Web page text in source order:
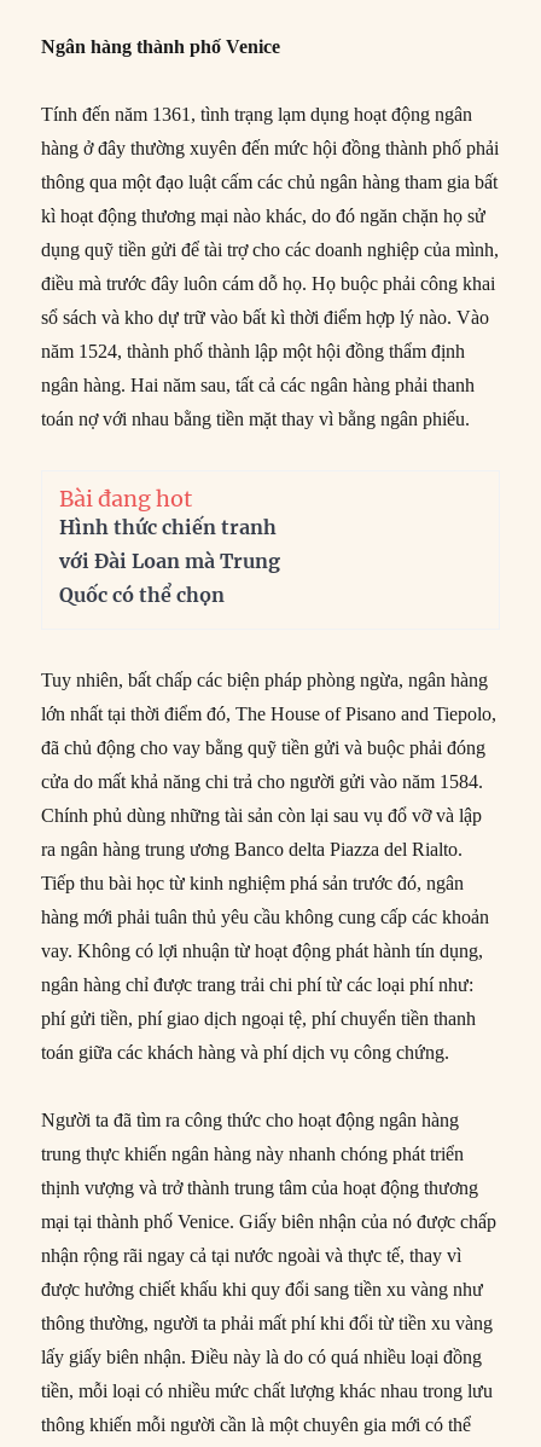
Ngân hàng thành phố Venice
Tính đến năm 1361, tình trạng lạm dụng hoạt động ngân
hàng ở đây thường xuyên đến mức hội đồng thành phố phải
thông qua một đạo luật cấm các chủ ngân hàng tham gia bất
kì hoạt động thương mại nào khác, do đó ngăn chặn họ sử
dụng quỹ tiền gửi để tài trợ cho các doanh nghiệp của mình,
điều mà trước đây luôn cám dỗ họ. Họ buộc phải công khai
sổ sách và kho dự trữ vào bất kì thời điểm hợp lý nào. Vào
năm 1524, thành phố thành lập một hội đồng thẩm định
ngân hàng. Hai năm sau, tất cả các ngân hàng phải thanh
toán nợ với nhau bằng tiền mặt thay vì bằng ngân phiếu.
Bài đang hot
Hình thức chiến tranh
với Đài Loan mà Trung
Quốc có thể chọn
Tuy nhiên, bất chấp các biện pháp phòng ngừa, ngân hàng
lớn nhất tại thời điểm đó, The House of Pisano and Tiepolo,
đã chủ động cho vay bằng quỹ tiền gửi và buộc phải đóng
cửa do mất khả năng chi trả cho người gửi vào năm 1584.
Chính phủ dùng những tài sản còn lại sau vụ đổ vỡ và lập
ra ngân hàng trung ương Banco delta Piazza del Rialto.
Tiếp thu bài học từ kinh nghiệm phá sản trước đó, ngân
hàng mới phải tuân thủ yêu cầu không cung cấp các khoản
vay. Không có lợi nhuận từ hoạt động phát hành tín dụng,
ngân hàng chỉ được trang trải chi phí từ các loại phí như:
phí gửi tiền, phí giao dịch ngoại tệ, phí chuyển tiền thanh
toán giữa các khách hàng và phí dịch vụ công chứng.
Người ta đã tìm ra công thức cho hoạt động ngân hàng
trung thực khiến ngân hàng này nhanh chóng phát triển
thịnh vượng và trở thành trung tâm của hoạt động thương
mại tại thành phố Venice. Giấy biên nhận của nó được chấp
nhận rộng rãi ngay cả tại nước ngoài và thực tế, thay vì
được hưởng chiết khấu khi quy đổi sang tiền xu vàng như
thông thường, người ta phải mất phí khi đổi từ tiền xu vàng
lấy giấy biên nhận. Điều này là do có quá nhiều loại đồng
tiền, mỗi loại có nhiều mức chất lượng khác nhau trong lưu
thông khiến mỗi người cần là một chuyên gia mới có thể